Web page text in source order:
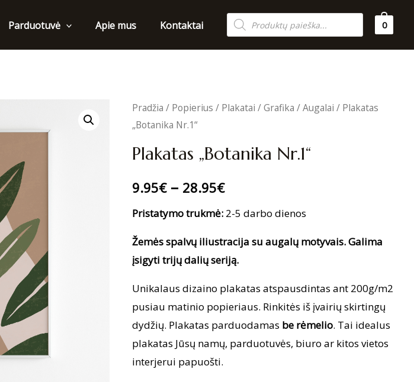
Parduotuvė Apie mus Kontaktai
Products
search 0
Pradžia / Popierius / Plakatai /Grafika /Augalai / Plakatas
„Botanika Nr.1“
Plakatas „Botanika Nr.1“
9.95€– 28.95€
Pristatymo trukmė: 2-5 darbo dienos
Žemės spalvų iliustracija su augalų motyvais. Galima
įsigyti trijų dalių seriją.
Unikalaus dizaino plakatas atspausdintas ant 200g/m2
pusiau matinio popieriaus. Rinkitės iš įvairių skirtingų
dydžių. Plakatas parduodamas be rėmelio. Tai idealus
plakatas Jūsų namų, parduotuvės, biuro ar kitos vietos
interjerui papuošti.